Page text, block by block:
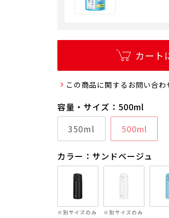
カート
この商品に関するお問い合わ
容量・サイズ：500ml
350ml
500ml
カラー：サンドベージュ
※別サイズのみ ※別サイズのみ